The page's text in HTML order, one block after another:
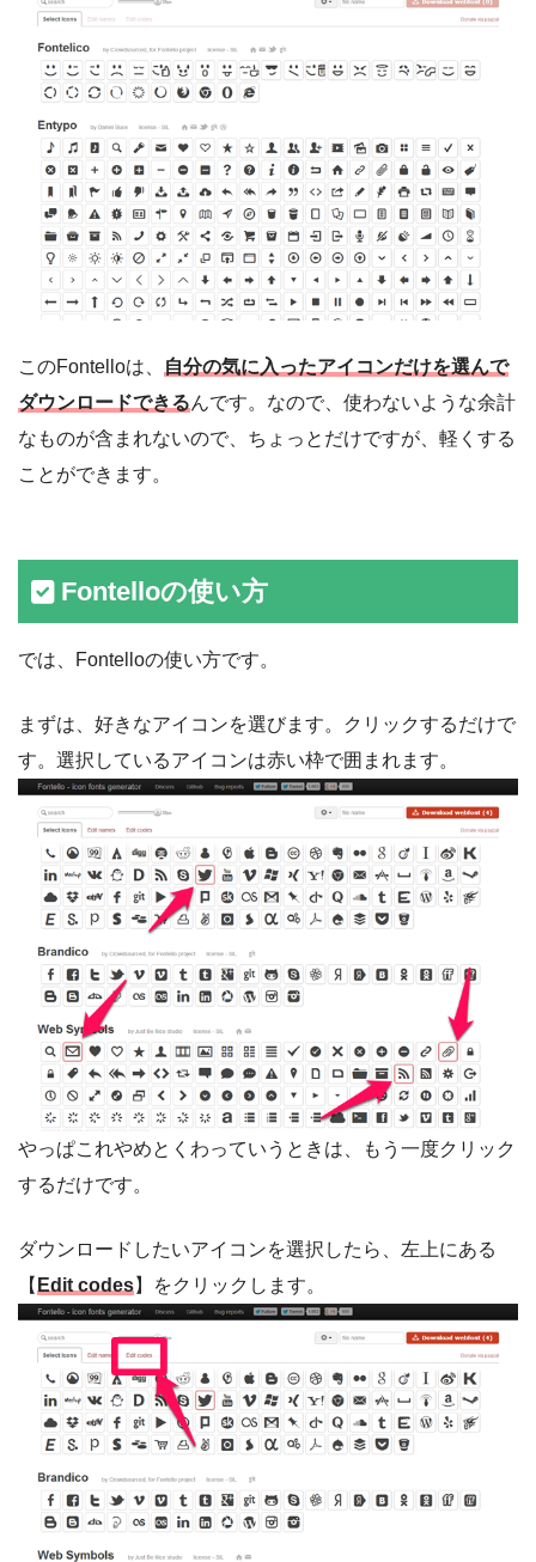
このFontelloは、
自分の気に入ったアイコンだけを選んで
ダウンロードできるんです。なので、使わないような余計
なものが含まれないので、ちょっとだけですが、軽くする
ことができます。
Fontelloの使い方
では、Fontelloの使い方です。
まずは、好きなアイコンを選びます。クリックするだけで
す。選択しているアイコンは赤い枠で囲まれます。
やっぱこれやめとくわっていうときは、もう一度クリック
するだけです。
ダウンロードしたいアイコンを選択したら、左上にある
【Edit codes】をクリックします。